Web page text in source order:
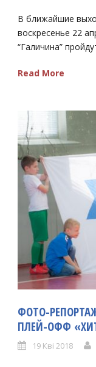
В ближайшие
воскресенье 22
“Галичина”
Read More
ФОТО-
ПЛЕЙ-ОФФ
19 Кві 2018